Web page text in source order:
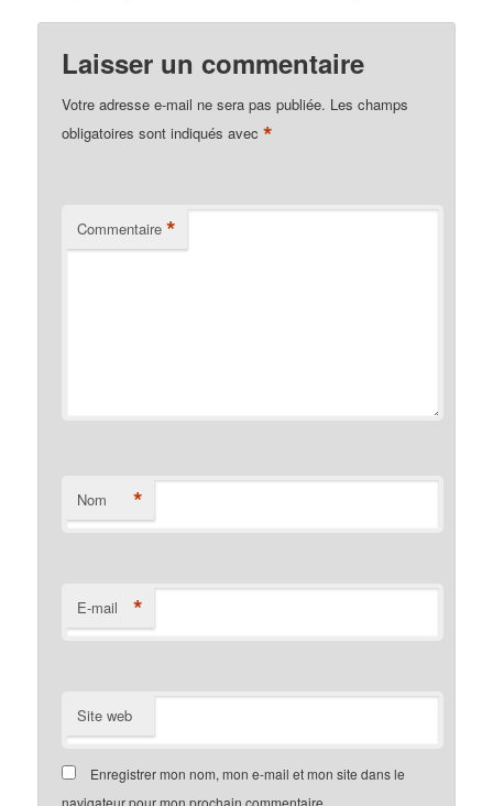
Laisser un commentaire
Votre adresse e-mail ne sera pas publiée. Les champs
obligatoires sont indiqués avec*
Commentaire *
Nom *
E-mail *
Site web
Enregistrer mon nom, mon e-mail et mon site dans le
navigateur pour mon prochain commentaire.